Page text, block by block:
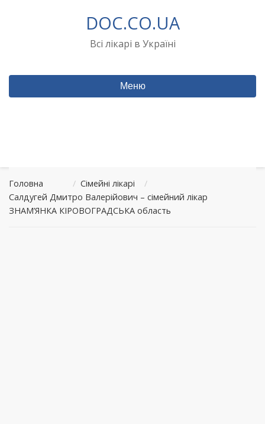
DOC.CO.UA
Всі лікарі в Україні
Меню
Головна / Сімейні лікарі
/
Салдугей Дмитро Валерійович – сімейний лікар
ЗНАМ’ЯНКА КІРОВОГРАДСЬКА область